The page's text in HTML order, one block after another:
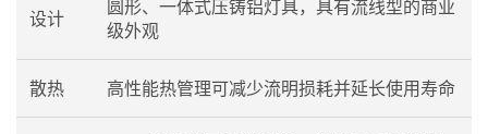
设计
圆形、一体式压铸铝灯具，具有流线型的商业
级外观
散热 高性能热管理可减少流明损耗并延长使用寿命